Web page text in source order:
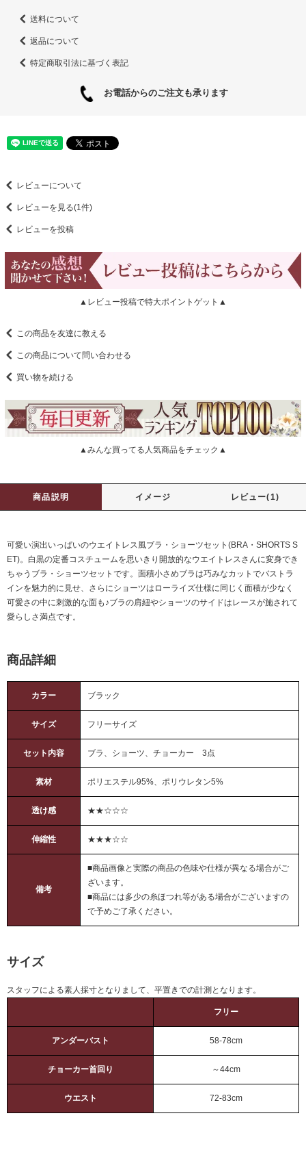
送料について
返品について
特定商取引法に基づく表記
お電話からのご注文も承ります
レビューについて
レビューを見る(1件)
レビューを投稿
▲レビュー投稿で特大ポイントゲット▲
この商品を友達に教える
この商品について問い合わせる
買い物を続ける
▲みんな買ってる人気商品をチェック▲
商品説明 イメージ レビュー(1)
可愛い演出いっぱいのウエイトレス風ブラ・ショーツセット(BRA・SHORTS S
ET)。白黒の定番コスチュームを思いきり開放的なウエイトレスさんに変身でき
ちゃうブラ・ショーツセットです。面積小さめブラは巧みなカットでバストラ
インを魅力的に見せ、さらにショーツはローライズ仕様に同じく面積が少なく
可愛さの中に刺激的な面も♪ブラの肩紐やショーツのサイドはレースが施されて
愛らしさ満点です。
商品詳細
カラー ブラック
サイズ フリーサイズ
セット内容 ブラ、ショーツ、チョーカー 3点
素材 ポリエステル95%、ポリウレタン5%
透け感 ★★☆☆☆
伸縮性 ★★★☆☆
備考
■商品画像と実際の商品の色味や仕様が異なる場合がご
ざいます。
■商品には多少の糸ほつれ等がある場合がございますの
で予めご了承ください。
サイズ
スタッフによる素人採寸となりまして、平置きでの計測となります。
フリー
アンダーバスト 58-78cm
チョーカー首回り ～44cm
ウエスト 72-83cm